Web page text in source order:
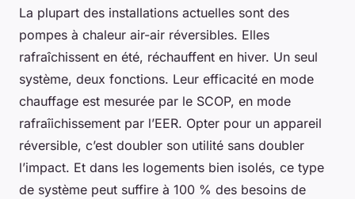
La plupart des installations actuelles sont des
pompes à chaleur air-air réversibles. Elles
rafraîchissent en été, réchauffent en hiver. Un seul
système, deux fonctions. Leur efficacité en mode
chauffage est mesurée par le SCOP, en mode
rafraîichissement par l’EER. Opter pour un appareil
réversible, c’est doubler son utilité sans doubler
l’impact. Et dans les logements bien isolés, ce type
de système peut suffire à 100 % des besoins de